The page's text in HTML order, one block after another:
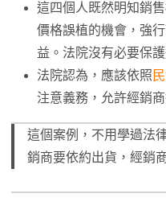
這四個人既然明知銷
價格誤植的機會，強
益。法院沒有必要保
法院認為，應該依照
注意義務，允許經銷
這個案例，不用學過法
銷商要依約出貨，經銷